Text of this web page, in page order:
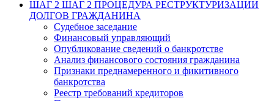
ШАГ 2 ШАГ 2 ПРОЦЕДУРА РЕСТРУКТУРИЗАЦИИ
ДОЛГОВ ГРАЖДАНИНА
Судебное заседание
Финансовый управляющий
Опубликование сведений о банкротстве
Анализ финансового состояния гражданина
Признаки преднамеренного и фикитивного
банкротства
Реестр требований кредиторов